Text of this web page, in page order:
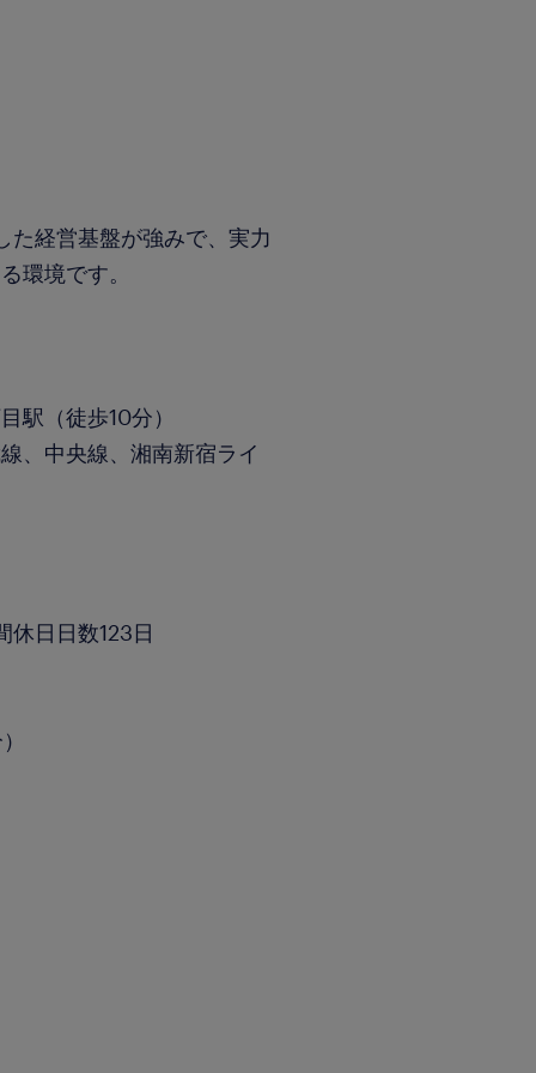
た経営基盤が強みで、実力
環境です。
駅（徒歩10分）
、中央線、湘南新宿ライ
休日日数123日